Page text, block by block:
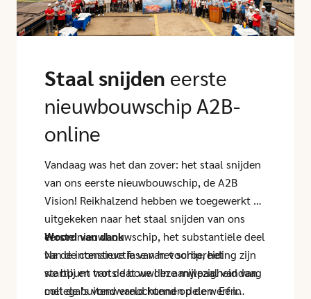
Staal snijden eerste
nieuwbouwschip A2B-
online
Vandaag was het dan zover: het staal snijden
van ons eerste nieuwbouwschip, de A2B
Vision! Reikhalzend hebben we toegewerkt en
uitgekeken naar het staal snijden van ons
eerste nieuwbouwschip, het substantiële deel
van de constructie van het schip, het
startpunt van de bouw! In aanwezigheid van
collega’s vond vanochtend op de werf in
Woord van dank
Na de intensieve fase van voorbereiding zijn
we blij en trots dat we deze mijlpaal vandaag
met de buitenwereld kunnen delen. Een